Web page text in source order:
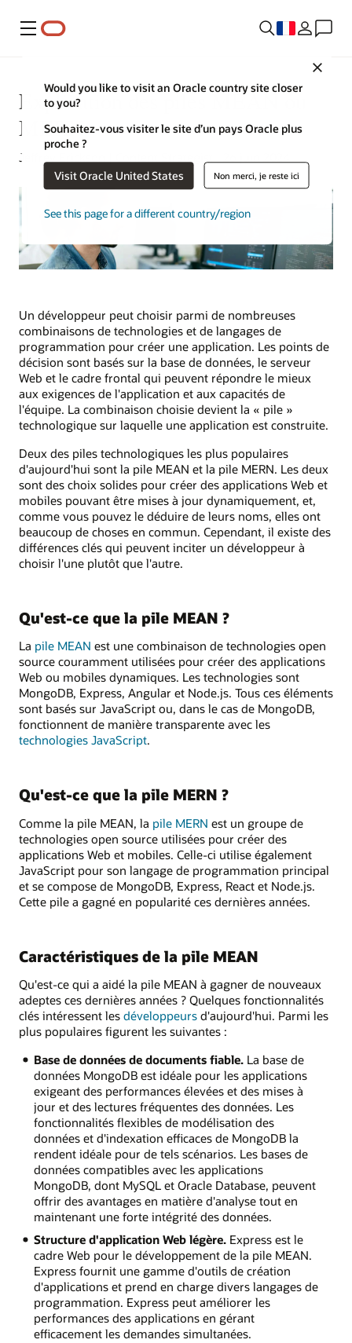
Menu
Would you like to visit an Oracle country site closer
to you?
Souhaitez-vous visiter le site d’un pays Oracle plus
proche ?
Visit Oracle United States Non merci, je reste ici
See this page for a different country/region
Explication des piles MEAN ou
MERN
Jeffrey Erickson | Content Strategist | 26 juin 2024
Un développeur peut choisir parmi de nombreuses
combinaisons de technologies et de langages de
programmation pour créer une application. Les points de
décision sont basés sur la base de données, le serveur
Web et le cadre frontal qui peuvent répondre le mieux
aux exigences de l'application et aux capacités de
l'équipe. La combinaison choisie devient la « pile »
technologique sur laquelle une application est construite.
Deux des piles technologiques les plus populaires
d'aujourd'hui sont la pile MEAN et la pile MERN. Les deux
sont des choix solides pour créer des applications Web et
mobiles pouvant être mises à jour dynamiquement, et,
comme vous pouvez le déduire de leurs noms, elles ont
beaucoup de choses en commun. Cependant, il existe des
différences clés qui peuvent inciter un développeur à
choisir l'une plutôt que l'autre.
Qu'est-ce que la pile MEAN ?
La pile MEAN est une combinaison de technologies open
source couramment utilisées pour créer des applications
Web ou mobiles dynamiques. Les technologies sont
MongoDB, Express, Angular et Node.js. Tous ces éléments
sont basés sur JavaScript ou, dans le cas de MongoDB,
fonctionnent de manière transparente avec les
technologies JavaScript.
Qu'est-ce que la pile MERN ?
Comme la pile MEAN, la pile MERN est un groupe de
technologies open source utilisées pour créer des
applications Web et mobiles. Celle-ci utilise également
JavaScript pour son langage de programmation principal
et se compose de MongoDB, Express, React et Node.js.
Cette pile a gagné en popularité ces dernières années.
Caractéristiques de la pile MEAN
Qu'est-ce qui a aidé la pile MEAN à gagner de nouveaux
adeptes ces dernières années ? Quelques fonctionnalités
clés intéressent les développeurs d'aujourd'hui. Parmi les
plus populaires figurent les suivantes :
Base de données de documents fiable.La base de
données MongoDB est idéale pour les applications
exigeant des performances élevées et des mises à
jour et des lectures fréquentes des données. Les
fonctionnalités flexibles de modélisation des
données et d'indexation efficaces de MongoDB la
rendent idéale pour de tels scénarios. Les bases de
données compatibles avec les applications
MongoDB, dont MySQL et Oracle Database, peuvent
offrir des avantages en matière d'analyse tout en
maintenant une forte intégrité des données.
Structure d'application Web légère.Express est le
cadre Web pour le développement de la pile MEAN.
Express fournit une gamme d'outils de création
d'applications et prend en charge divers langages de
programmation. Express peut améliorer les
performances des applications en gérant
efficacement les demandes simultanées.